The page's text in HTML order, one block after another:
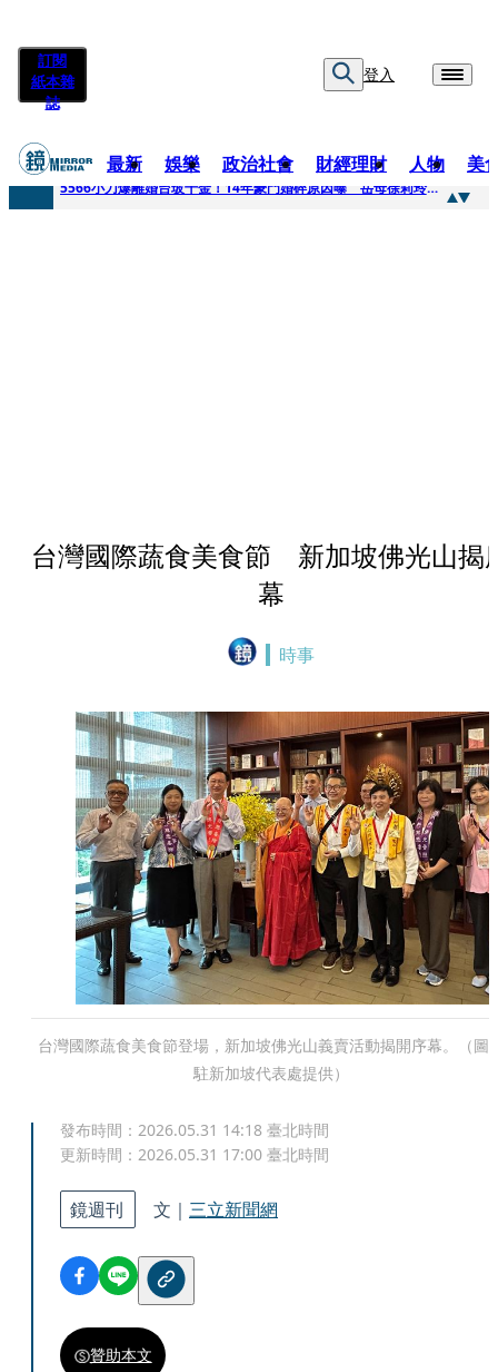
訂閱
紙本雜
誌
登入
最新 娛樂 政治社會 財經理財 人物 美
快訊
5566小刀爆離婚台玻千金！14年豪門婚碎原因曝 岳母徐莉玲風暴意外揭家族祕辛
台灣國際蔬食美食節 新加坡佛光山揭
幕
時事
台灣國際蔬食美食節登場，新加坡佛光山義賣活動揭開序幕。（圖
駐新加坡代表處提供）
發布時間： 2026.05.31 14:18 臺北時間
更新時間： 2026.05.31 17:00 臺北時間
鏡週刊 文｜ 三立新聞網
贊助本文